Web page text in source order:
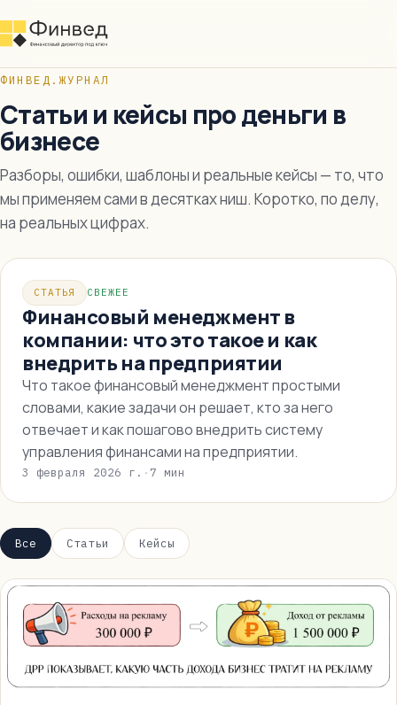
ФИНВЕД.ЖУРНАЛ
Статьи и кейсы про деньги в
бизнесе
Разборы, ошибки, шаблоны и реальные кейсы — то, что
мы применяем сами в десятках ниш. Коротко, по делу,
на реальных цифрах.
СТАТЬЯ СВЕЖЕЕ
Финансовый менеджмент в
компании: что это такое и как
внедрить на предприятии
Что такое финансовый менеджмент простыми
словами, какие задачи он решает, кто за него
отвечает и как пошагово внедрить систему
управления финансами на предприятии.
3 февраля 2026 г. · 7 мин
Все Статьи Кейсы